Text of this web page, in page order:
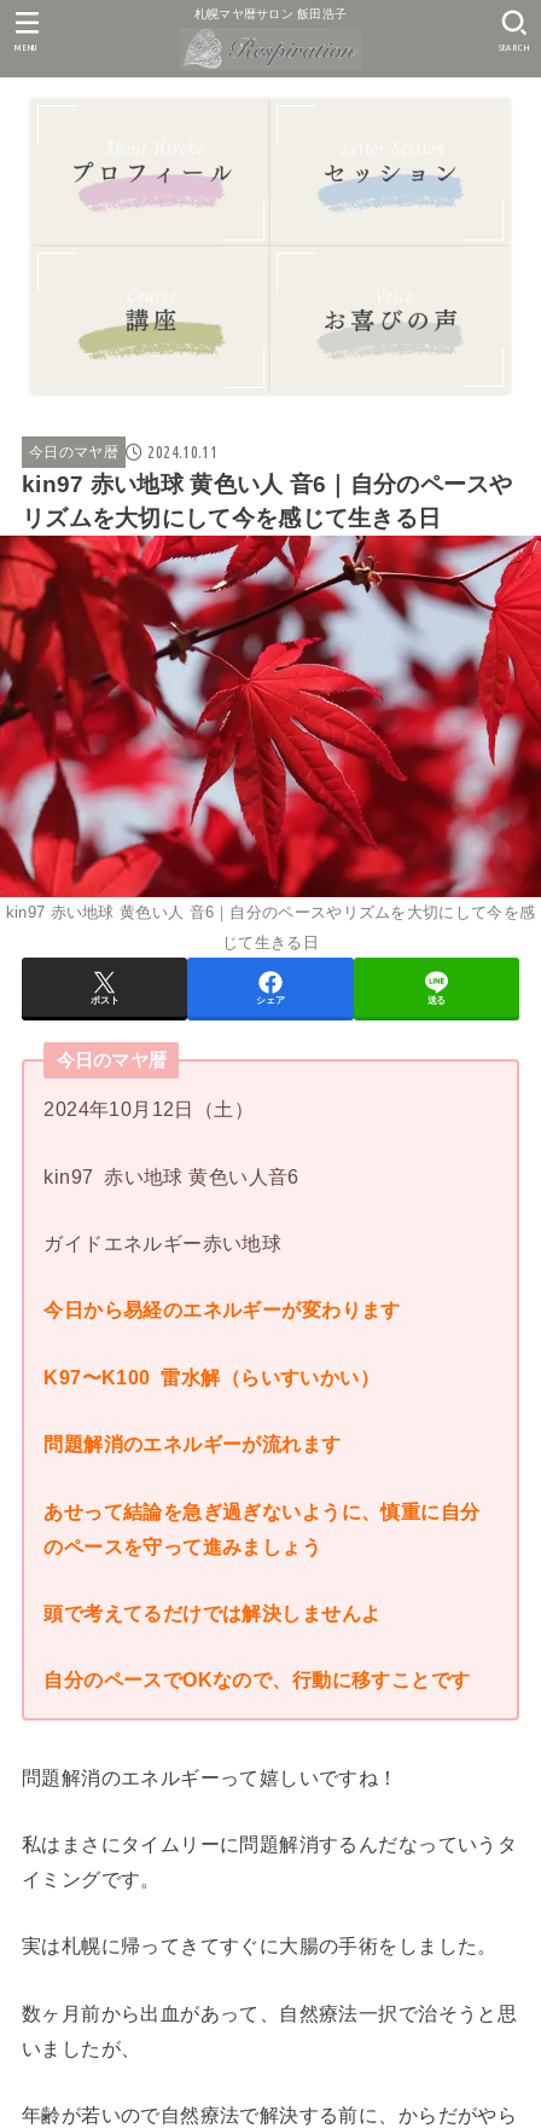
札幌マヤ暦サロン 飯田浩子
SEARCH
MENU
今日のマヤ暦 2024.10.11
kin97 赤い地球 黄色い人 音6｜自分のペースや
リズムを大切にして今を感じて生きる日
kin97 赤い地球 黄色い人 音6｜自分のペースやリズムを大切にして今を感
じて生きる日
ポスト シェア 送る
今日のマヤ暦
2024年10月12日（土）
kin97 赤い地球 黄色い人音6
ガイドエネルギー赤い地球
今日から易経のエネルギーが変わります
K97〜K100 雷水解（らいすいかい）
問題解消のエネルギーが流れます
あせって結論を急ぎ過ぎないように、慎重に自分
のペースを守って進みましょう
頭で考えてるだけでは解決しませんよ
自分のペースでOKなので、行動に移すことです
問題解消のエネルギーって嬉しいですね！
私はまさにタイムリーに問題解消するんだなっていうタ
イミングです。
実は札幌に帰ってきてすぐに大腸の手術をしました。
数ヶ月前から出血があって、自然療法一択で治そうと思
いましたが、
年齢が若いので自然療法で解決する前に、からだがやら